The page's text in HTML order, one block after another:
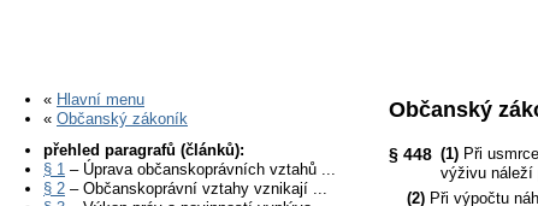
« Hlavní menu
« Občanský zákoník
přehled paragrafů (článků):
§ 1 – Úprava občanskoprávních vztahů ...
§ 2 – Občanskoprávní vztahy vznikají ...
Občanský
§ 448 (1) Při
výživu náleží
(2)Při výpočtu